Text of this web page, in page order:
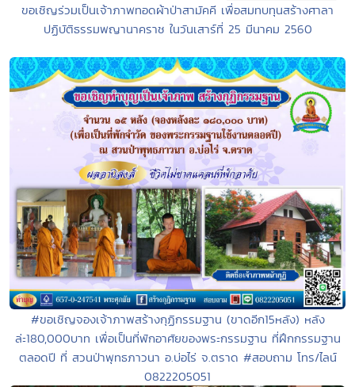
ขอเชิญร่วมเป็นเจ้าภาพทอดผ้าป่าสามัคคี เพื่อสมทบทุนสร้างศาลา
ปฏิบัติธรรมพญานาคราช ในวันเสาร์ที่ 25 มีนาคม 2560
#ขอเชิญจองเจ้าภาพสร้างกุฏิกรรมฐาน (ขาดอีก15หลัง) หลัง
ล่ะ180,000บาท เพื่อเป็นที่พักอาศัยของพระกรรมฐาน ที่ฝึกกรรมฐาน
ตลอดปี ที่ สวนป่าพุทธภาวนา อ.บ่อไร่ จ.ตราด #สอบถาม โทร/ไลน์
0822205051